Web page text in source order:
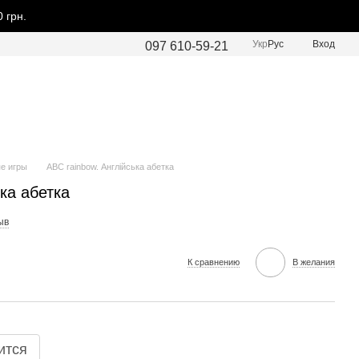
097 610-59-21 Укр Рус Вход
игры ABC rainbow. Англійська абетка
абетка
К сравнению В желания